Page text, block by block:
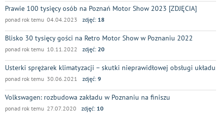
Prawie 100 tysięcy osób na Poznań Motor Show 2023 [ZDJĘCIA]
ponad rok temu 04.04.2023 zdjęć: 18
Blisko 30 tysięcy gości na Retro Motor Show w Poznaniu 2022
ponad rok temu 10.11.2022 zdjęć: 20
Usterki sprężarek klimatyzacji – skutki nieprawidłowej obsługi układu
ponad rok temu 30.06.2021 zdjęć: 9
Volkswagen: rozbudowa zakładu w Poznaniu na finiszu
ponad rok temu 27.07.2020 zdjęć: 10